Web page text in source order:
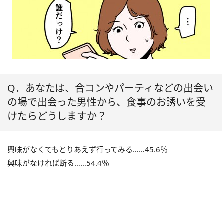
Q．あなたは、合コンやパーティなどの出会い
の場で出会った男性から、食事のお誘いを受
けたらどうしますか？
興味がなくてもとりあえず行ってみる……45.6％
興味がなければ断る……54.4％